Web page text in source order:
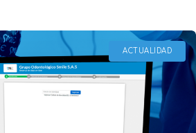
ACTUALIDAD